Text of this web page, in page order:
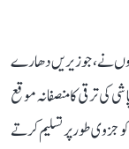
نے، جو زیریں دھارے
کی ترقی کا منصفانہ موقع
میں اس دلیل کو جزوی طور پر تسلیم کرتے